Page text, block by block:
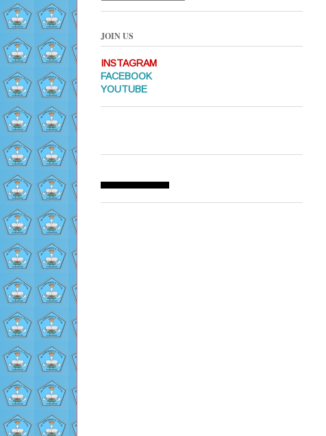
JOIN US
INSTAGRAM
FACEBOOK
YOUTUBE